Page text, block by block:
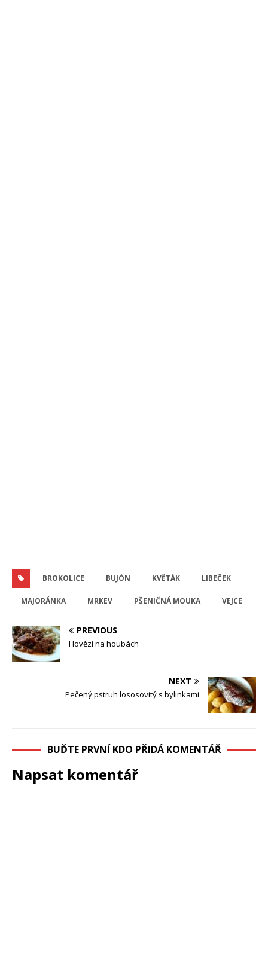
BROKOLICE BUJÓN KVĚTÁK LIBEČEK
MAJORÁNKA MRKEV PŠENIČNÁ MOUKA VEJCE
PREVIOUS
Hovězí na houbách
NEXT
Pečený pstruh lososovitý s bylinkami
BUĎTE PRVNÍ KDO PŘIDÁ KOMENTÁŘ
Napsat komentář